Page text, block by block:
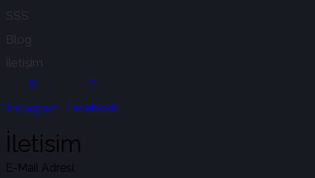
SSS
Blog
İletişim
Instagram Facebook
İletisim
E-Mail Adresi: